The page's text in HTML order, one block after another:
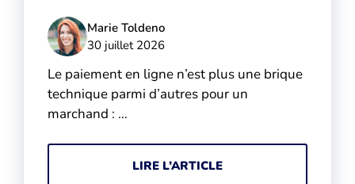
Marie Toldeno
30 juillet 2026
Le paiement en ligne n’est plus une brique
technique parmi d’autres pour un
marchand : …
LIRE L’ARTICLE